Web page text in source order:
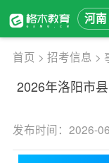
河南
首页 > 招考信息 >
2026年洛阳市
发布时间：2026-